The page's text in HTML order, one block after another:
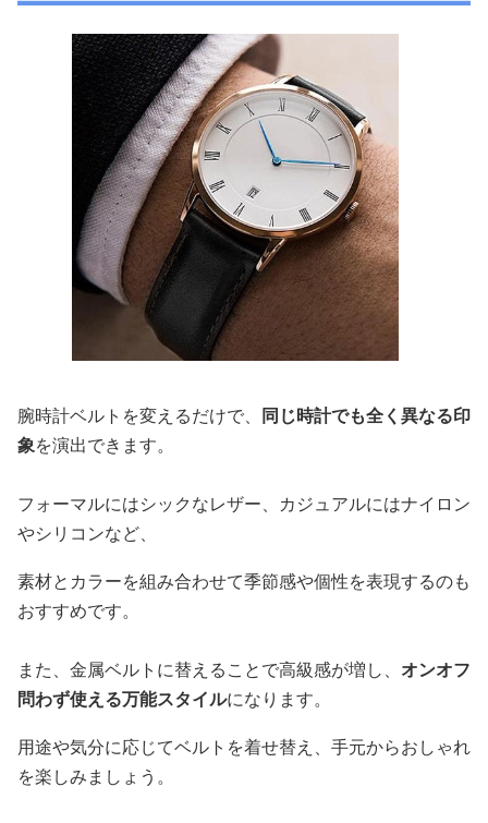
腕時計ベルトを変えるだけで、 同じ時計でも全く異なる印
象を演出できます。
フォーマルにはシックなレザー、カジュアルにはナイロン
やシリコンなど、
素材とカラーを組み合わせて季節感や個性を表現するのも
おすすめです。
また、金属ベルトに替えることで高級感が増し、 オンオフ
問わず使える万能スタイルになります。
用途や気分に応じてベルトを着せ替え、手元からおしゃれ
を楽しみましょう。